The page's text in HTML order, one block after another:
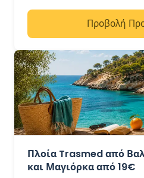
Προβολή
Πλοία Trasmed από
και Μαγιόρκα από 19€